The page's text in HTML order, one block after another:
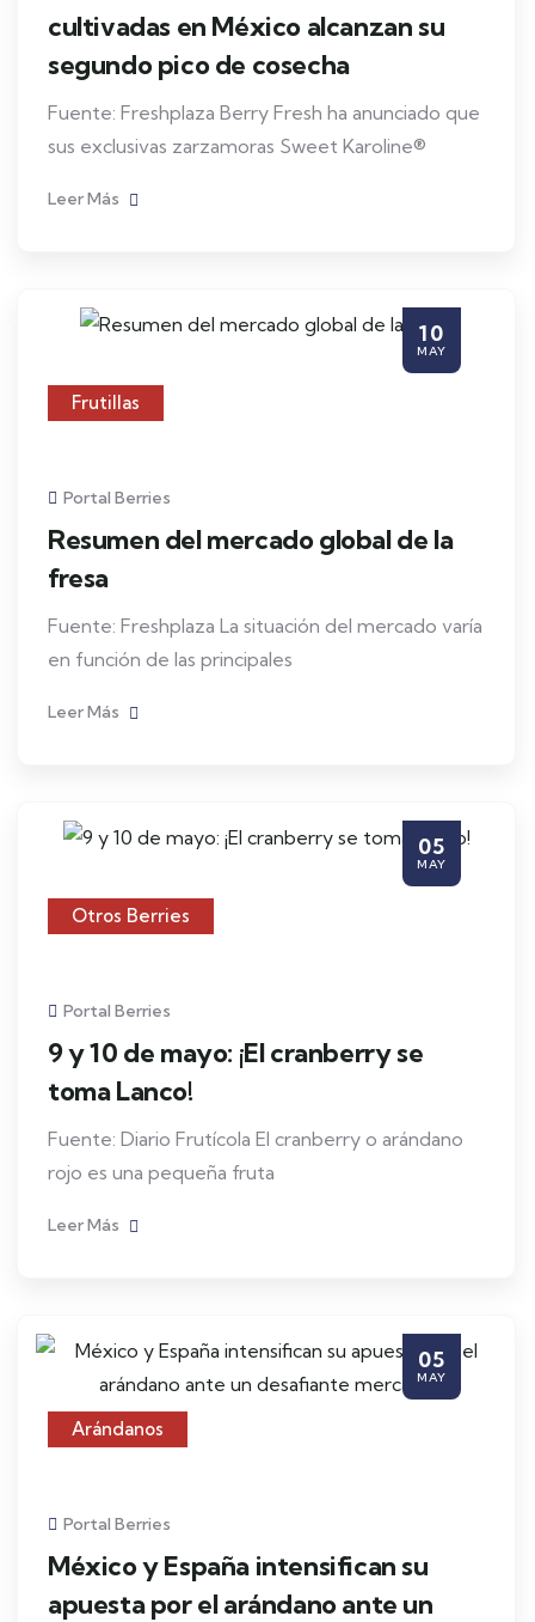
cultivadas en México alcanzan su
segundo pico de cosecha
Fuente: Freshplaza Berry Fresh ha anunciado que
sus exclusivas zarzamoras Sweet Karoline®
Leer Más
10
MAY
Frutillas
Portal Berries
Resumen del mercado global de la
fresa
Fuente: Freshplaza La situación del mercado varía
en función de las principales
Leer Más
05
MAY
Otros Berries
Portal Berries
9 y 10 de mayo: ¡El cranberry se
toma Lanco!
Fuente: Diario Frutícola El cranberry o arándano
rojo es una pequeña fruta
Leer Más
05
MAY
Arándanos
Portal Berries
México y España intensifican su
apuesta por el arándano ante un